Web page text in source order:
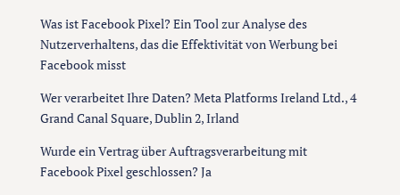
Was ist Facebook Pixel? Ein Tool zur Analyse des
Nutzerverhaltens, das die Effektivität von Werbung bei
Facebook misst
Wer verarbeitet Ihre Daten? Meta Platforms Ireland Ltd., 4
Grand Canal Square, Dublin 2, Irland
Wurde ein Vertrag über Auftragsverarbeitung mit
Facebook Pixel geschlossen? Ja